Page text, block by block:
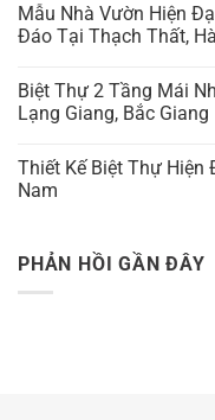
Mẫu Nhà Vườn Hiện
Đáo Tại Thạch Thất,
Biệt Thự 2 Tầng Mái
Lạng Giang, Bắc Giang
Thiết Kế Biệt Thự Hiện
Nam
PHẢN HỒI GẦN ĐÂY